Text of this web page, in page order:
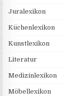
Juralexikon
Küchenlexikon
Kunstlexikon
Literatur
Medizinlexikon
Möbellexikon